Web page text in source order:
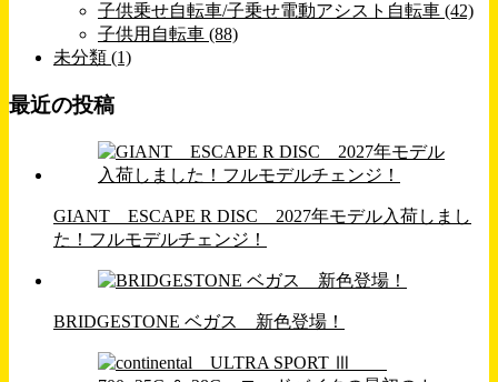
子供乗せ自転車/子乗せ電動アシスト自転車 (42)
子供用自転車 (88)
未分類 (1)
最近の投稿
GIANT ESCAPE R DISC 2027年モデル入荷しまし
た！フルモデルチェンジ！
BRIDGESTONE ベガス 新色登場！